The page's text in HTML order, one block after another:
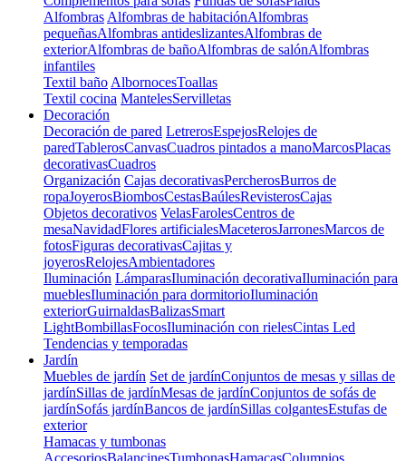
Alfombras Alfombras de habitaciónAlfombras
pequeñasAlfombras antideslizantesAlfombras de
exteriorAlfombras de bañoAlfombras de salónAlfombras
infantiles
Textil baño AlbornocesToallas
Textil cocina MantelesServilletas
Decoración
Decoración de pared LetrerosEspejosRelojes de
paredTablerosCanvasCuadros pintados a manoMarcosPlacas
decorativasCuadros
Organización Cajas decorativasPercherosBurros de
ropaJoyerosBiombosCestasBaúlesRevisterosCajas
Objetos decorativos VelasFarolesCentros de
mesaNavidadFlores artificialesMaceterosJarronesMarcos de
fotosFiguras decorativasCajitas y
joyerosRelojesAmbientadores
Iluminación LámparasIluminación decorativaIluminación para
mueblesIluminación para dormitorioIluminación
exteriorGuirnaldasBalizasSmart
LightBombillasFocosIluminación con rielesCintas Led
Tendencias y temporadas
Jardín
Muebles de jardín Set de jardínConjuntos de mesas y sillas de
jardínSillas de jardínMesas de jardínConjuntos de sofás de
jardínSofás jardínBancos de jardínSillas colgantesEstufas de
exterior
Hamacas y tumbonas
AccesoriosBalancinesTumbonasHamacasColumpios